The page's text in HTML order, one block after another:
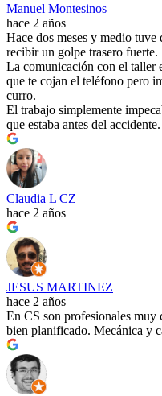
Manuel Montesinos
hace 2 años
Hace dos meses y medio
recibir un golpe trasero fuerte.
La comunicación con el taller
que te cojan el teléfono pero
curro.
El trabajo simplemente
que estaba antes del accidente.
Claudia L CZ
hace 2 años
JESUS MARTINEZ
hace 2 años
En CS son profesionales muy
bien planificado. Mecánica y